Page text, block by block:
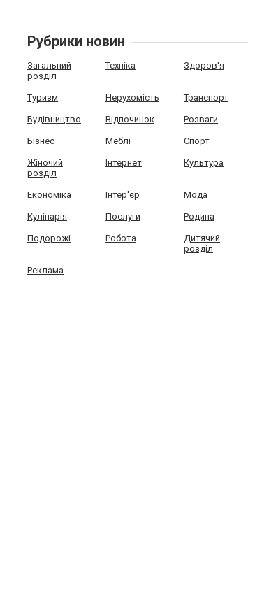
Рубрики новин
Загальний
розділ
Техніка Здоров'я
Туризм Нерухомість Транспорт
Будівництво Відпочинок Розваги
Бізнес Меблі Спорт
Жіночий
розділ
Інтернет Культура
Економіка Інтер'єр Мода
Кулінарія Послуги Родина
Подорожі Робота
Дитячий
розділ
Реклама